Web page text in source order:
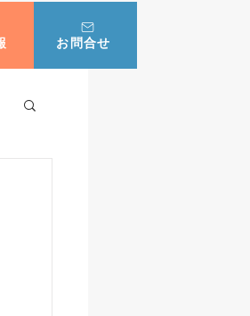
お問合せ